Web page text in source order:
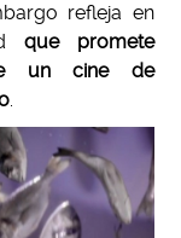
refleja en
que promete
un cine de
.